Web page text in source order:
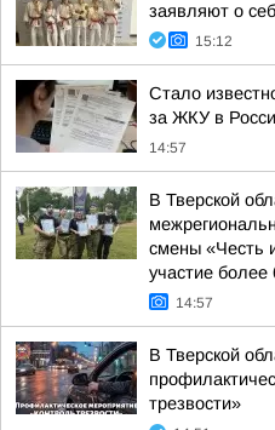
заявляют о
15:12
Стало
за ЖКУ в
14:57
В Тверской
смены «Честь
участие более
14:57
В Тверской
трезвости»